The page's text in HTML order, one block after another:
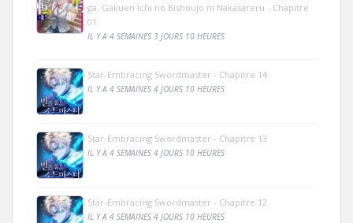
ga, Gakuen Ichi no Bishoujo ni Nakasareru - Chapitre
01
IL Y A 4 SEMAINES 3 JOURS 10 HEURES
Star-Embracing Swordmaster - Chapitre 14
IL Y A 4 SEMAINES 4 JOURS 10 HEURES
Star-Embracing Swordmaster - Chapitre 13
IL Y A 4 SEMAINES 4 JOURS 10 HEURES
Star-Embracing Swordmaster - Chapitre 12
IL Y A 4 SEMAINES 4 JOURS 10 HEURES